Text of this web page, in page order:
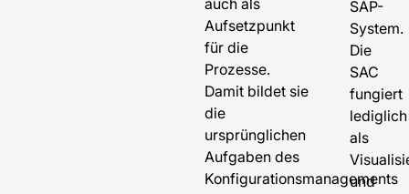
Aufsetzpunkt
für die
Prozesse.
Damit bildet sie
die
ursprünglichen
Aufgaben des
Konfigurationsmanagements
SAP-
System.
Die
SAC
fungiert
lediglich
als
und